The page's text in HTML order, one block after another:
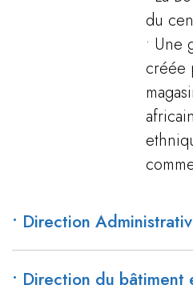
du
• Une
créée
• Direction
• Direction du